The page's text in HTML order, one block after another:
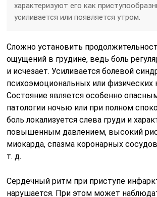
характеризуют его как
усиливается или появляется утром.
Сложно установить
ощущений в грудине, ведь боль
и исчезает. Усиливается болевой
психоэмоциональных или физических
Состояние является особенно
патологии ночью или при полном
боль локализуется слева груди и
повышенным давлением, высокий
миокарда, спазма коронарных
т. д.
Сердечный ритм при приступе
нарушается. При этом может